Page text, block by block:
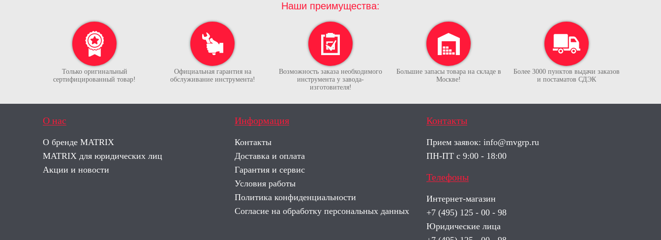
Наши преимущества:
Только оригинальный
сертифицированный товар!
Официальная гарантия на
обслуживание инструмента!
Возможность заказа необходимого
инструмента у завода-
изготовителя!
Большие запасы товара на складе в
Москве!
Более 3000 пунктов выдачи заказов
и постаматов СДЭК
О нас
О бренде MATRIX
MATRIX для юридических лиц
Акции и новости
Информация
Контакты
Доставка и оплата
Гарантия и сервис
Условия работы
Политика конфиденциальности
Согласие на обработку персональных данных
Контакты
Прием заявок: info@mvgrp.ru
ПН-ПТ с 9:00 - 18:00
Телефоны
Интернет-магазин
+7 (495) 125 - 00 - 98
Юридические лица